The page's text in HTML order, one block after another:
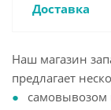
Доставка
Наш магазин
предлагает
самовывозом